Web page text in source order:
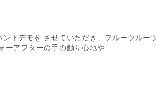
ドデモを させていただき、フルーツルー
ーアフターの手の触り心地や